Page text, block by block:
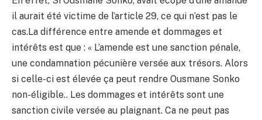
il aurait été victime de l’article 29, ce qui n’est pas le
cas.La différence entre amende et dommages et
intérêts est que : « L’amende est une sanction pénale,
une condamnation pécunière versée aux trésors. Alors
si celle-ci est élevée ça peut rendre Ousmane Sonko
non-éligible.. Les dommages et intérêts sont une
sanction civile versée au plaignant. Ca ne peut pas